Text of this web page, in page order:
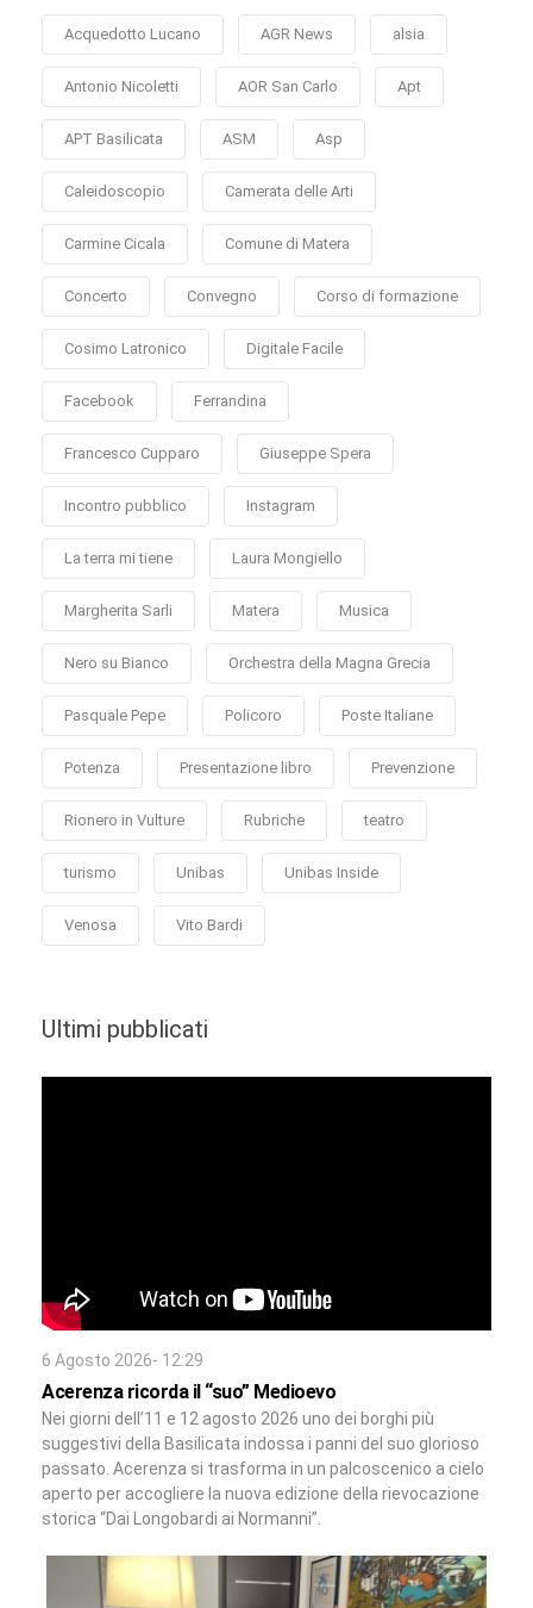
Acquedotto Lucano AGR News alsia
Antonio Nicoletti AOR San Carlo Apt
APT Basilicata ASM Asp
Caleidoscopio Camerata delle Arti
Carmine Cicala Comune di Matera
Concerto Convegno Corso di formazione
Cosimo Latronico Digitale Facile
Facebook Ferrandina
Francesco Cupparo Giuseppe Spera
Incontro pubblico Instagram
La terra mi tiene Laura Mongiello
Margherita Sarli Matera Musica
Nero su Bianco Orchestra della Magna Grecia
Pasquale Pepe Policoro Poste Italiane
Potenza Presentazione libro Prevenzione
Rionero in Vulture Rubriche teatro
turismo Unibas Unibas Inside
Venosa Vito Bardi
Ultimi pubblicati
6 Agosto 2026- 12:29
Acerenza ricorda il “suo” Medioevo
Nei giorni dell’11 e 12 agosto 2026 uno dei borghi più
suggestivi della Basilicata indossa i panni del suo glorioso
passato. Acerenza si trasforma in un palcoscenico a cielo
aperto per accogliere la nuova edizione della rievocazione
storica “Dai Longobardi ai Normanni”.